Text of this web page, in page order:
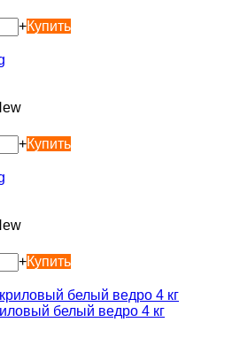
+Купить
+Купить
+Купить
белый ведро 4 кг